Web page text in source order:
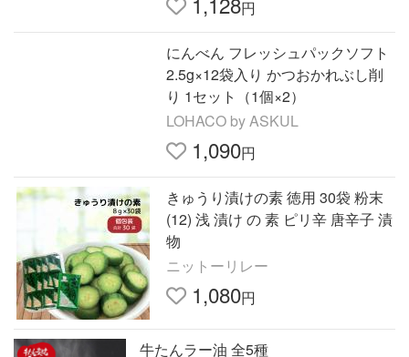
円
にんべん フレッシュパックソフト
2.5g×12袋入り かつおかれぶし削
り 1セット（1個×2）
LOHACO by ASKUL
1,090円
きゅうり漬けの素 徳用 30袋 粉末
(12) 浅 漬け の 素 ピリ辛 唐辛子 漬
物
ニットーリレー
1,080円
牛たんラー油 全5種